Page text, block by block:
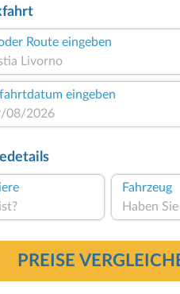
Route eingeben
eingeben
Fahrzeug
PREISE